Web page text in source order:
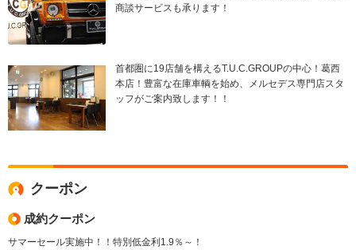
商談サービスも承ります！
首都圏に19店舗を構えるT.U.C.GROUPの中心！葛西
本店！豊富な在庫車輌を始め、メルセデス専門店スタ
ッフがご案内致します！！
クーポン
成約クーポン
サマーセール実施中！！特別低金利1.9％～！